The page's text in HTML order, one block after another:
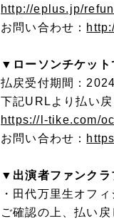
http://eplus.jp/
お問い合わせ：
▼ローソンチケット
払戻受付期間：
下記URLより払い
https://l-tike.com/
お問い合わせ：
▼出演者ファンクラ
・田代万里生オフ
ご確認の上、払い戻